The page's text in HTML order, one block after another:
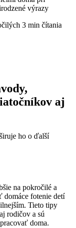
výrazy
3 min čítania
aj
ho o ďalší
na pokročilé a
domáce fotenie detí
Tieto tipy
rodičov a sú
doma.